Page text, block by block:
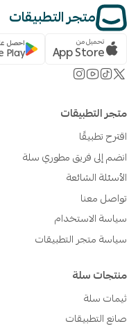
متجر التطبيقات
تحميل من
App Store احصل
Play
متجر التطبيقات
اقترح تطبيقًا
انضم إلى فريق مطوري سلة
الأسئلة الشائعة
تواصل معنا
سياسة الاستخدام
سياسة متجر التطبيقات
منتجات سلة
ثيمات سلة
صانع التطبيقات